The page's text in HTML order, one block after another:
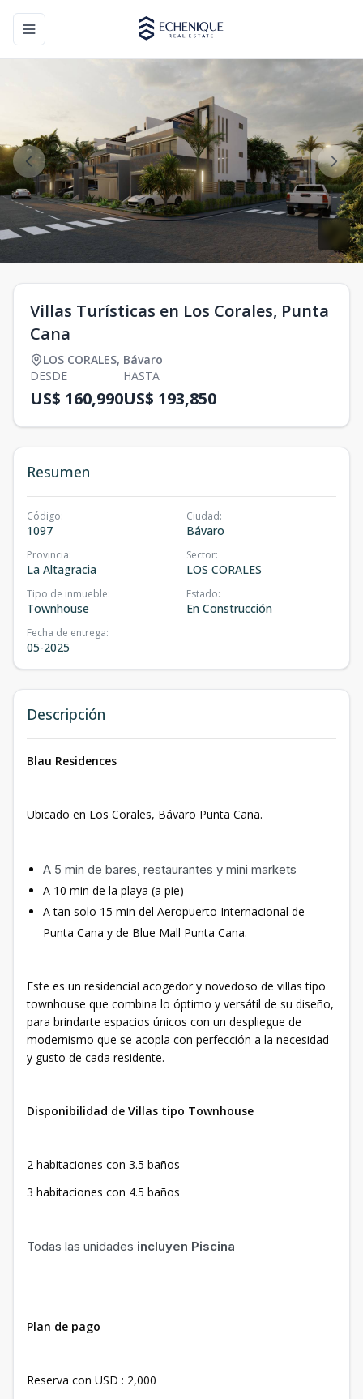
Toggle navigation menu
Villas Turísticas en Los Corales, Punta
Cana
LOS CORALES, Bávaro
DESDE
US$ 160,990
HASTA
US$ 193,850
Resumen
Código:
1097
Ciudad:
Bávaro
Provincia:
La Altagracia
Sector:
LOS CORALES
Tipo de inmueble:
Townhouse
Estado:
En Construcción
Fecha de entrega:
05-2025
Descripción
Blau Residences
Ubicado en Los Corales, Bávaro Punta Cana.
A 5 min de bares, restaurantes y mini markets
A 10 min de la playa (a pie)
A tan solo 15 min del Aeropuerto Internacional de
Punta Cana y de Blue Mall Punta Cana.
Este es un residencial acogedor y novedoso de villas tipo
townhouse que combina lo óptimo y versátil de su diseño,
para brindarte espacios únicos con un despliegue de
modernismo que se acopla con perfección a la necesidad
y gusto de cada residente.
Disponibilidad de Villas tipo Townhouse
2 habitaciones con 3.5 baños
3 habitaciones con 4.5 baños
Todas las unidades incluyen Piscina
Plan de pago
Reserva con USD : 2,000